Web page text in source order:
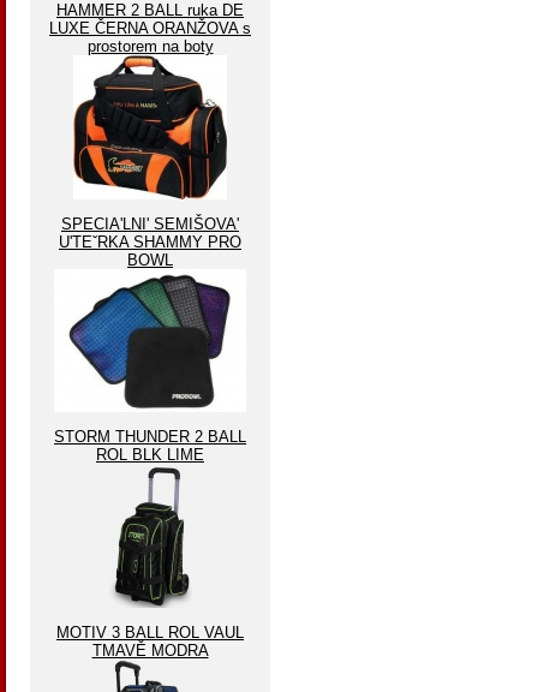
HAMMER 2 BALL ruka DE
LUXE ČERNA ORANŽOVA s
prostorem na boty
SPECIA'LNI' SEMIŠOVA'
U'TEˇRKA SHAMMY PRO
BOWL
STORM THUNDER 2 BALL
ROL BLK LIME
MOTIV 3 BALL ROL VAUL
TMAVĚ MODRA